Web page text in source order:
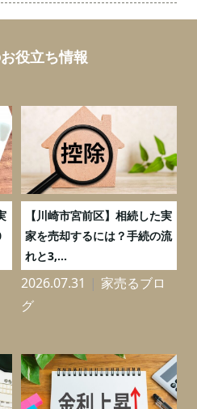
役立ち情報
【川崎市宮前区】相続した実
家を売却するには？手続の流
れと3,...
2026.07.31
家売るブロ
グ